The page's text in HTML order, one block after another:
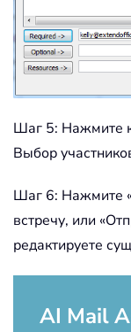
Шаг 5: Нажмите
Выбор
Шаг 6: Нажмите
встречу, или
редактируете
AI Mail